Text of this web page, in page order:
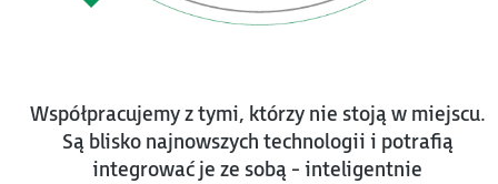
Współpracujemy z tymi, którzy nie stoją w miejscu.
Są blisko najnowszych technologii i potrafią
integrować je ze sobą - inteligentnie